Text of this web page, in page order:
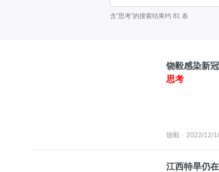
含“思考”的搜索结果约 81 条
饶毅感染新
思考
饶毅 · 2022/12/
江西特旱仍